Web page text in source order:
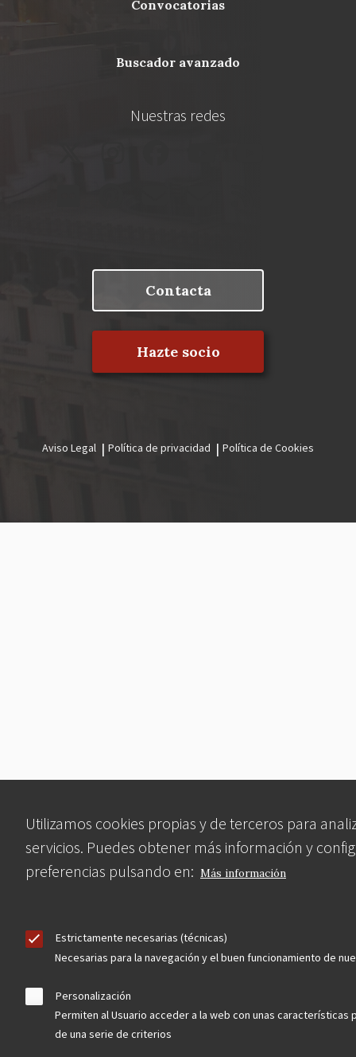
Utilizamos cookies propias y de terceros para
servicios. Puedes obtener más información y
preferencias pulsando en: Más información
Estrictamente necesarias (técnicas)
Necesarias para la navegación y el buen funcionamiento de
Personalización
Permiten al Usuario acceder a la web con unas características
de una serie de criterios
convocatorias
buscador avanzado
Nuestras redes
Contacta
Hazte socio
legal
Aviso Legal Política de privacidad Política de Cookies